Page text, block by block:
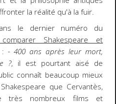
la réalité qu'à la fuir.
le dernier numéro du
Shakespeare et
- 400 ans après leur mort,
?, il est pourtant aisé de
connaît beaucoup mieux
que Cervantès,
très nombreux films et